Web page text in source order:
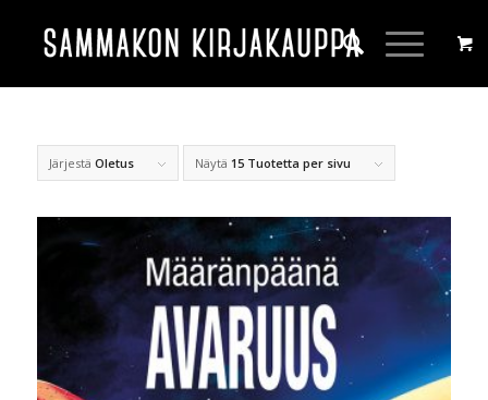
Järjestä Oletus Näytä 15 Tuotetta per sivu